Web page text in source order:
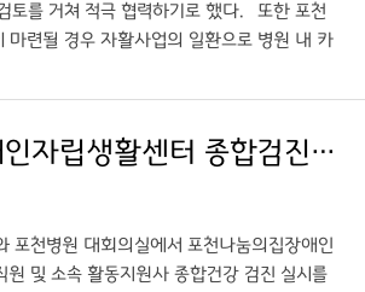
토를 거쳐 적극 협력하기로 했다. 또한 포천
마련될 경우 자활사업의 일환으로 병원 내 카
와의 협력을 통해 공공병원으로서 지역사회
두 가지 종합검진 프로그램으로 운영되며,경기도의료원 포천병원, ‘포천나눔의집장애인자립생활센터, 포천장애인자립생활센터 종합검진 협약’ 체결
천병원 대회의실에서 포천나눔의집장애인
및 소속 활동지원사 종합건강 검진 실시를